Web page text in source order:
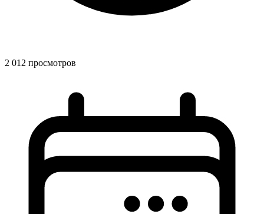
2 012 просмотров